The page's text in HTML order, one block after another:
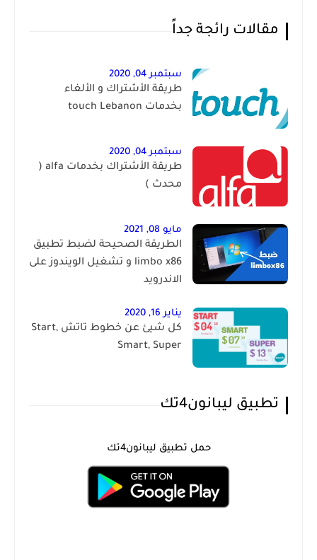
مقالات رائجة جداً
سبتمبر 04, 2020
طريقة الأشتراك و الألغاء
بخدمات touch Lebanon
سبتمبر 04, 2020
طريقة الأشتراك بخدمات alfa (
محدث )
مايو 08, 2021
الطريقة الصحيحة لضبط تطبيق
limbo x86 و تشغيل الويندوز على
الاندرويد
يناير 16, 2020
كل شيئ عن خطوط تاتش Start,
Smart, Super
تطبيق ليبانون4تك
حمل تطبيق ليبانون4تك